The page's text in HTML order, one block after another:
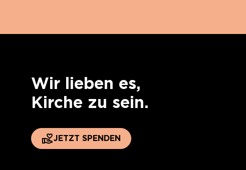
Wir lieben es,
Kirche zu sein.
JETZT SPENDEN